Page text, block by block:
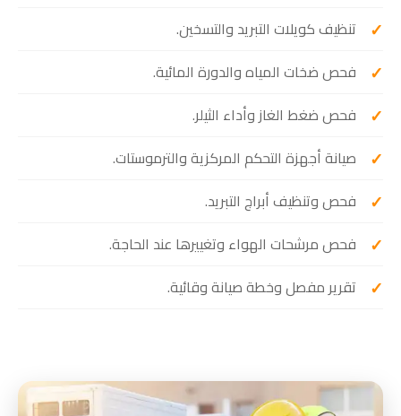
تنظيف كويلات التبريد والتسخين.
فحص ضخات المياه والدورة المائية.
فحص ضغط الغاز وأداء الثيلر.
صيانة أجهزة التحكم المركزية والترموستات.
فحص وتنظيف أبراج التبريد.
فحص مرشحات الهواء وتغييرها عند الحاجة.
تقرير مفصل وخطة صيانة وقائية.